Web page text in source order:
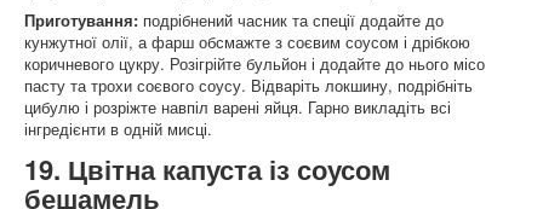
Приготування: подрібнений часник та спеції додайте до
кунжутної олії, а фарш обсмажте з соєвим соусом і дрібкою
коричневого цукру. Розігрійте бульйон і додайте до нього місо
пасту та трохи соєвого соусу. Відваріть локшину, подрібніть
цибулю і розріжте навпіл варені яйця. Гарно викладіть всі
інгредієнти в одній мисці.
19. Цвітна капуста із соусом
бешамель